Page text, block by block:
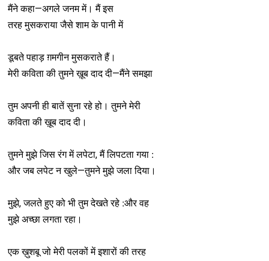
मैंने कहा—अगले जनम में। मैं इस
तरह मुसकराया जैसे शाम के पानी में
डूबते पहाड़ ग़मगीन मुसकराते हैं।
मेरी कविता की तुमने ख़ूब दाद दी—मैंने समझा
तुम अपनी ही बातें सुना रहे हो। तुमने मेरी
कविता की ख़ूब दाद दी।
और जब लपेट न खुले—तुमने मुझे जला दिया।
मुझे, जलते हुए को भी तुम देखते रहे ׃ और वह
मुझे अच्छा लगता रहा।
एक ख़ुशबू जो मेरी पलकों में इशारों की तरह